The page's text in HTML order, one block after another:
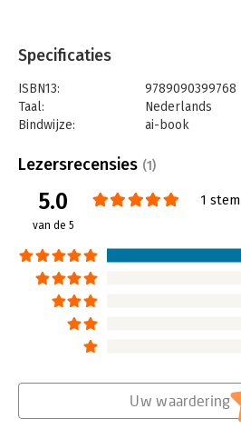
Specificaties
ISBN13:
9789090399768
Taal:
Nederlands
Bindwijze:
ai-book
Uitgever:
Boom
Lezersrecensies (1)
5.0
van de 5
1 stem
Uw waardering